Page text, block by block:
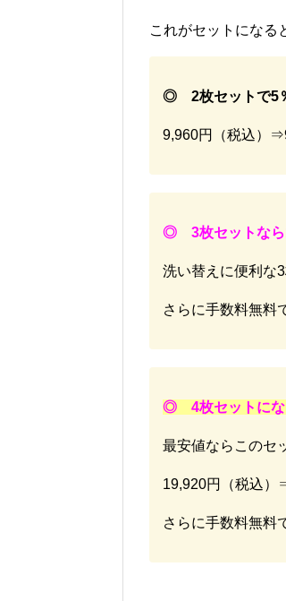
これがセットになる
◎ 2枚セットで5
9,960円（税込）
◎ 3枚セットなら
洗い替えに便利な
さらに手数料無料
◎ 4枚セットにな
最安値ならこのセ
19,920円（税込
さらに手数料無料